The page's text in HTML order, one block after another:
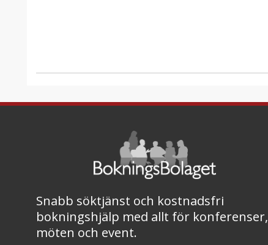
Snabb söktjänst och kostnadsfri
bokningshjälp med allt för konferenser,
möten och event.